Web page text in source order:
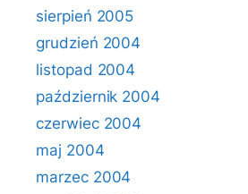
sierpień 2005
grudzień 2004
listopad 2004
październik 2004
czerwiec 2004
maj 2004
marzec 2004